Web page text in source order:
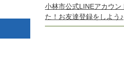
小林市公式LINEアカウン
た！お友達登録をしよう♪